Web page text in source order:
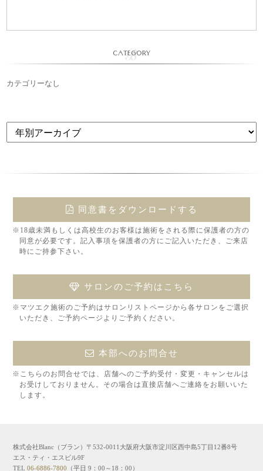
CATEGORY
カテゴリーなし
同意書をダウンロードする
※18歳未満もしくは高校生のお客様は施術をされる際に保護者の方の
同意が必要です。記入事項を保護者の方にご記入いただき、ご来店
時にご持参下さい。
サロンのご予約はこちら
※マツエク施術のご予約はサロンリストページから各サロンをご選択
いただき、ご予約ページよりご予約ください。
本部へのお問合せ
※こちらのお問合せでは、店舗へのご予約受付・変更・キャンセルは
お受けしておりません。その場合は直接店舗へご連絡をお願いいた
します。
株式会社Blanc（ブラン）〒532-0011大阪府大阪市淀川区西中島5丁目12番8号
エス・ティ・エスビル9F
TEL06-6886-7800 （平日 9：00～18：00）